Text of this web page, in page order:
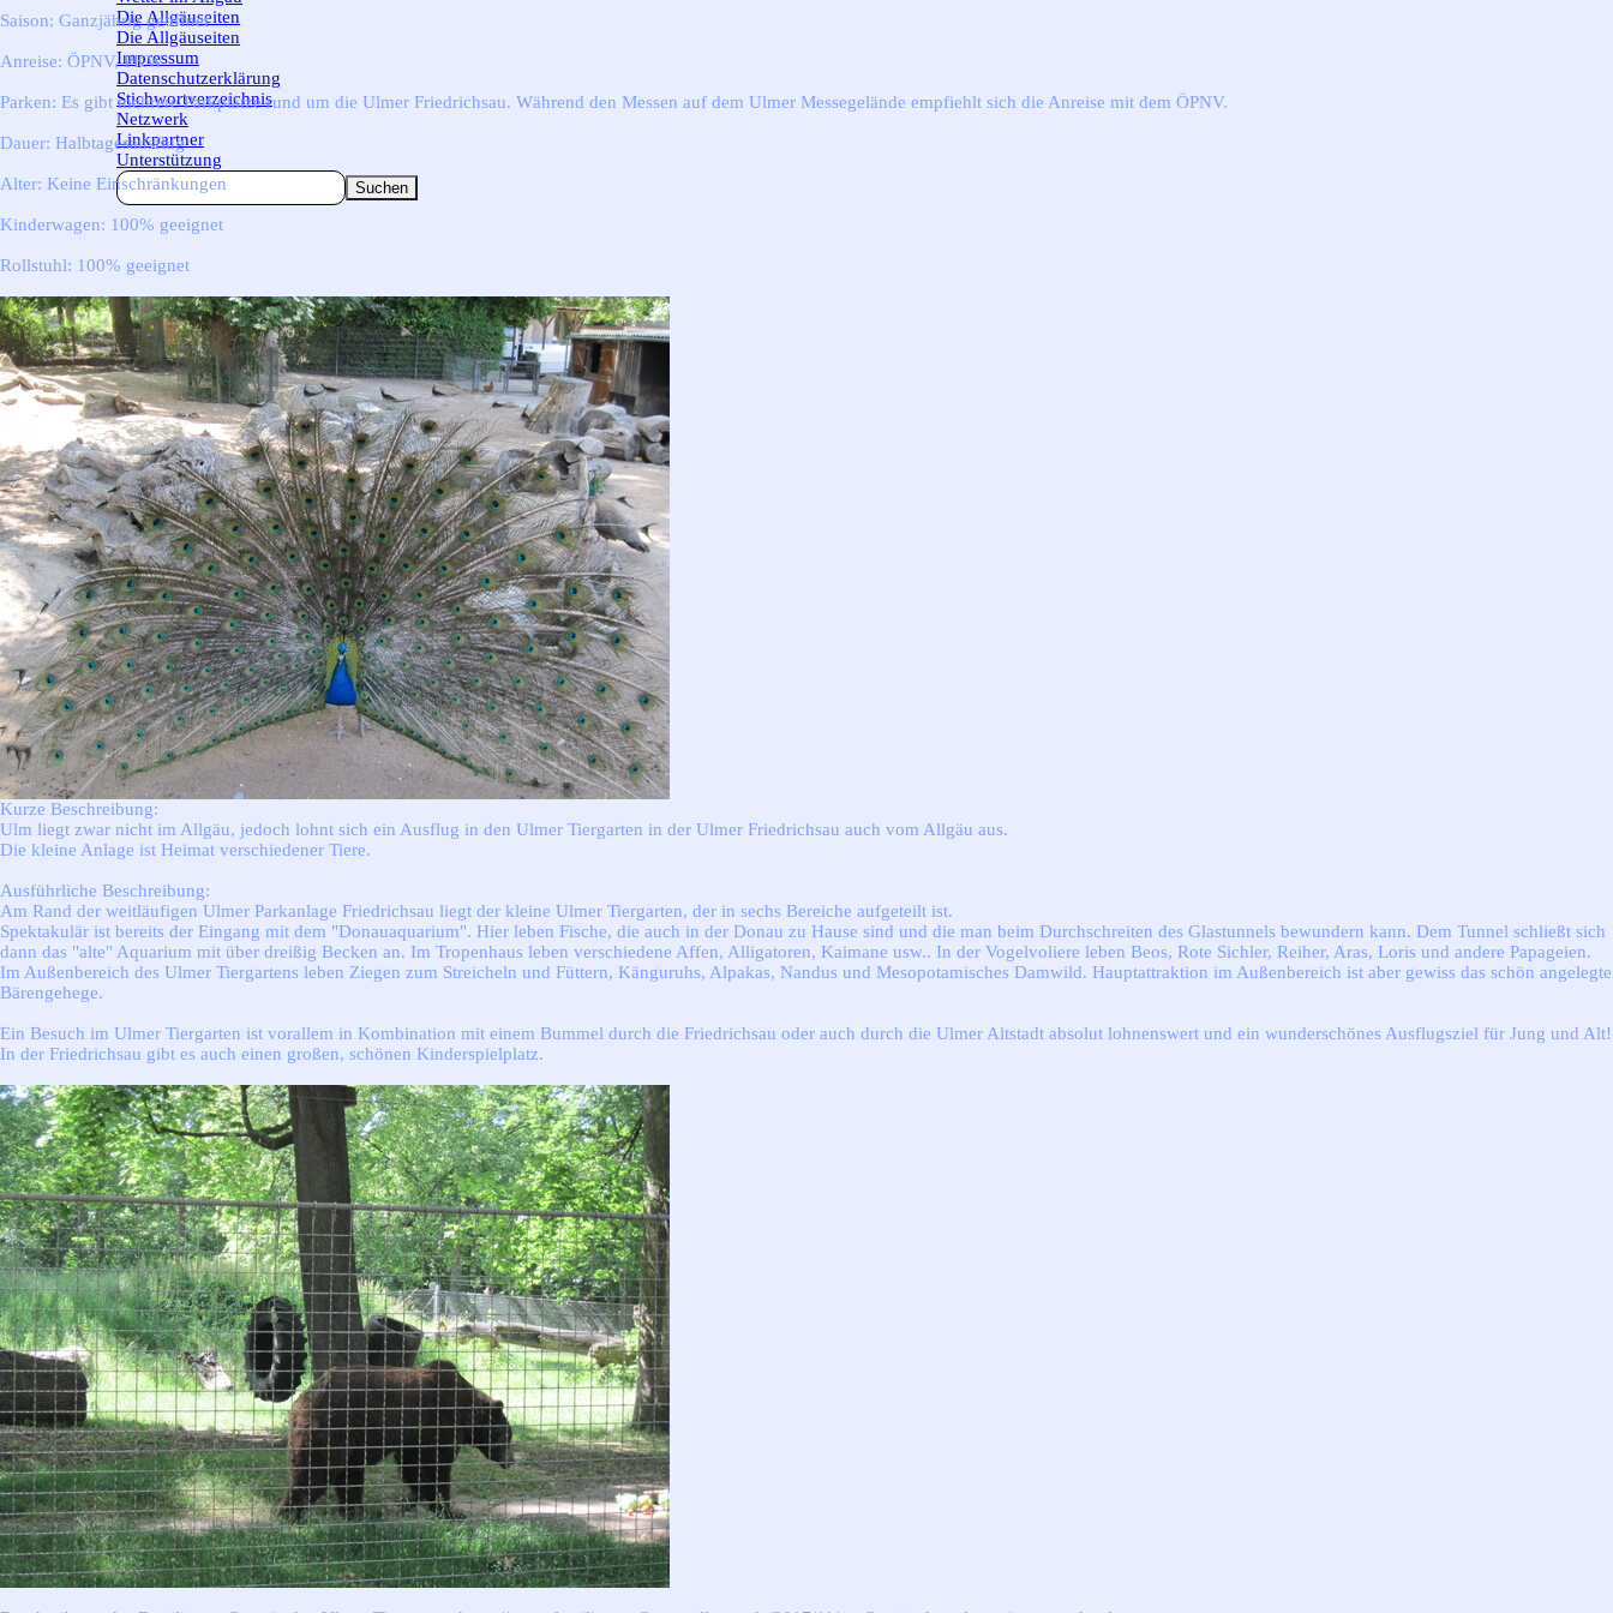
Die Allgäuseiten
Die Allgäuseiten
Impressum
Datenschutzerklärung
Stichwortverzeichnis
Netzwerk
Linkpartner
Unterstützung
Suchen
Saison: Ganzjährig geöffnet
Anreise: ÖPNV, PKW
Parken: Es gibt mehrere Parkplätze rund um die Ulmer Friedrichsau. Während den Messen auf dem Ulmer Messegelände empfiehlt sich die Anreise mit dem ÖPNV.
Dauer: Halbtagesausflug
Alter: Keine Einschränkungen
Kinderwagen: 100% geeignet
Rollstuhl: 100% geeignet
Kurze Beschreibung:
Ulm liegt zwar nicht im Allgäu, jedoch lohnt sich ein Ausflug in den Ulmer Tiergarten in der Ulmer Friedrichsau auch vom Allgäu aus.
Die kleine Anlage ist Heimat verschiedener Tiere.
Ausführliche Beschreibung:
Am Rand der weitläufigen Ulmer Parkanlage Friedrichsau liegt der kleine Ulmer Tiergarten, der in sechs Bereiche aufgeteilt ist.
Spektakulär ist bereits der Eingang mit dem "Donauaquarium". Hier leben Fische, die auch in der Donau zu Hause sind und die man beim Durchschreiten des Glastunnels bewundern kann. Dem Tunnel schließt sich
dann das "alte" Aquarium mit über dreißig Becken an. Im Tropenhaus leben verschiedene Affen, Alligatoren, Kaimane usw.. In der Vogelvoliere leben Beos, Rote Sichler, Reiher, Aras, Loris und andere Papageien.
Im Außenbereich des Ulmer Tiergartens leben Ziegen zum Streicheln und Füttern, Känguruhs, Alpakas, Nandus und Mesopotamisches Damwild. Hauptattraktion im Außenbereich ist aber gewiss das schön angelegte
Bärengehege.
Ein Besuch im Ulmer Tiergarten ist vorallem in Kombination mit einem Bummel durch die Friedrichsau oder auch durch die Ulmer Altstadt absolut lohnenswert und ein wunderschönes Ausflugsziel für Jung und Alt!
In der Friedrichsau gibt es auch einen großen, schönen Kinderspielplatz.